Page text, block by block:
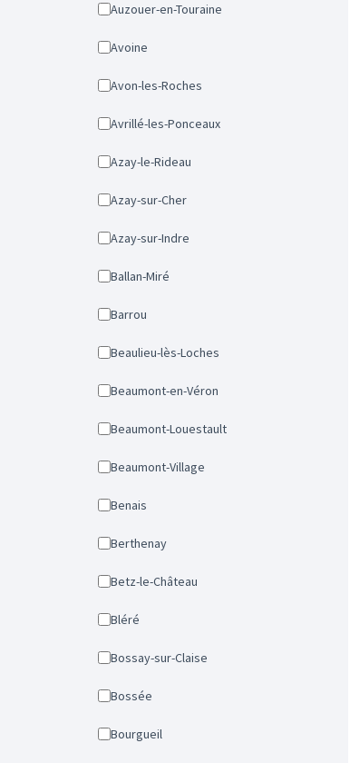
Auzouer-en-Touraine
Avoine
Avon-les-Roches
Avrillé-les-Ponceaux
Azay-le-Rideau
Azay-sur-Cher
Azay-sur-Indre
Ballan-Miré
Barrou
Beaulieu-lès-Loches
Beaumont-en-Véron
Beaumont-Louestault
Beaumont-Village
Benais
Berthenay
Betz-le-Château
Bléré
Bossay-sur-Claise
Bossée
Bourgueil